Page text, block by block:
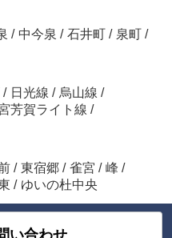
/ 中今泉 / 石井町 / 泉町 /
/ 日光線 / 烏山線 /
芳賀ライト線 /
/ 東宿郷 / 雀宮 / 峰 /
/ ゆいの杜中央
い合わせ